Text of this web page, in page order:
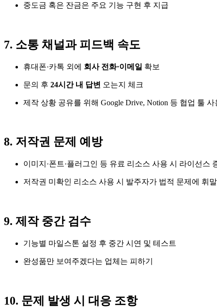
중도금 혹은 잔금은 주요 기능 구현 후 지급
7. 소통 채널과 피드백 속도
휴대폰·카톡 외에 회사 전화·이메일 확보
문의 후 24시간 내 답변 오는지 체크
제작 상황 공유를 위해 Google Drive, Notion 등 협업 툴 사
8. 저작권 문제 예방
이미지·폰트·플러그인 등 유료 리소스 사용 시 라이선스
저작권 미확인 리소스 사용 시 발주자가 법적 문제에 휘
9. 제작 중간 검수
기능별 마일스톤 설정 후 중간 시연 및 테스트
완성품만 보여주겠다는 업체는 피하기
10. 문제 발생 시 대응 조항